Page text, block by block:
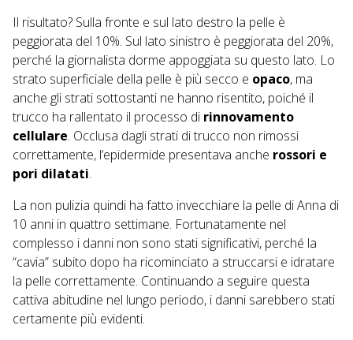
Il risultato? Sulla fronte e sul lato destro la pelle è
peggiorata del 10%. Sul lato sinistro è peggiorata del 20%,
perché la giornalista dorme appoggiata su questo lato. Lo
strato superficiale della pelle è più secco e opaco, ma
anche gli strati sottostanti ne hanno risentito, poiché il
trucco ha rallentato il processo di rinnovamento
cellulare. Occlusa dagli strati di trucco non rimossi
correttamente, l’epidermide presentava anche rossori e
pori dilatati.
La non pulizia quindi ha fatto invecchiare la pelle di Anna di
10 anni in quattro settimane. Fortunatamente nel
complesso i danni non sono stati significativi, perché la
“cavia” subito dopo ha ricominciato a struccarsi e idratare
la pelle correttamente. Continuando a seguire questa
cattiva abitudine nel lungo periodo, i danni sarebbero stati
certamente più evidenti.